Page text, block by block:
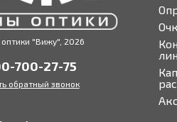
"Вижу", 2026
700-27-75
обратный звонок